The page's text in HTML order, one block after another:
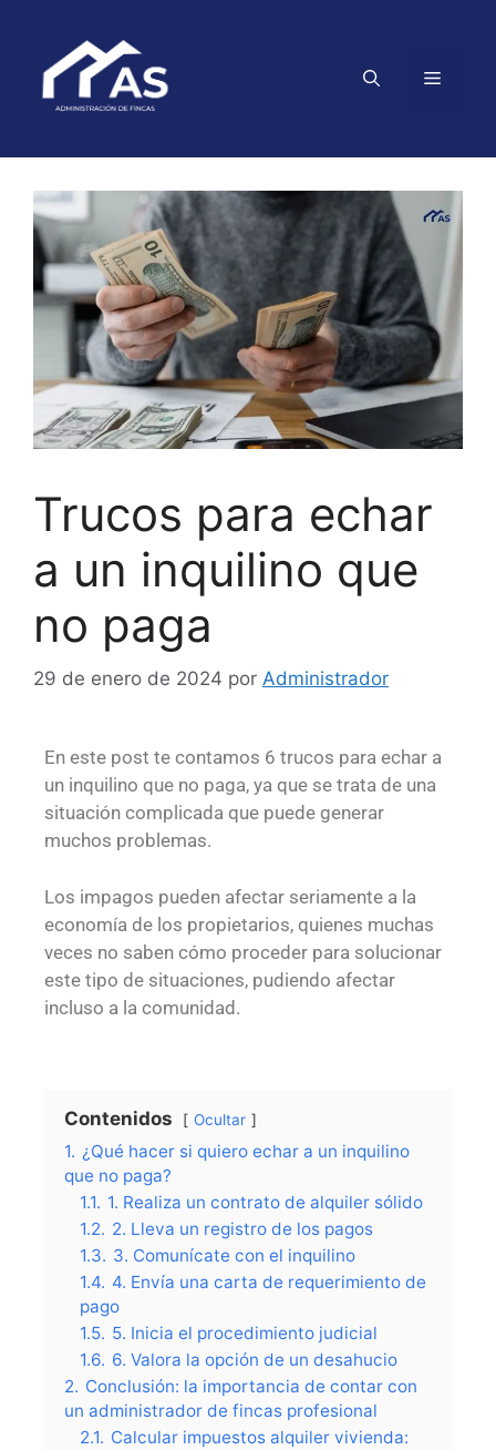
Trucos para echar
a un inquilino que
no paga
29 de enero de 2024 por Administrador
En este post te contamos 6 trucos para echar a
un inquilino que no paga, ya que se trata de una
situación complicada que puede generar
muchos problemas.
Los impagos pueden afectar seriamente a la
economía de los propietarios, quienes muchas
veces no saben cómo proceder para solucionar
este tipo de situaciones, pudiendo afectar
incluso a la comunidad.
Contenidos Ocultar
1. ¿Qué hacer si quiero echar a un inquilino
que no paga?
1.1. 1. Realiza un contrato de alquiler sólido
1.2. 2. Lleva un registro de los pagos
1.3. 3. Comunícate con el inquilino
1.4. 4. Envía una carta de requerimiento de
pago
1.5. 5. Inicia el procedimiento judicial
1.6. 6. Valora la opción de un desahucio
2. Conclusión: la importancia de contar con
un administrador de fincas profesional
2.1. Calcular impuestos alquiler vivienda: